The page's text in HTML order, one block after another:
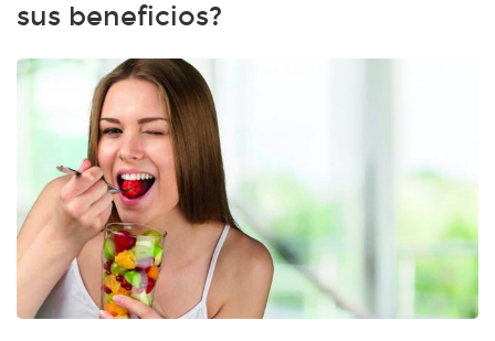
sus beneficios?